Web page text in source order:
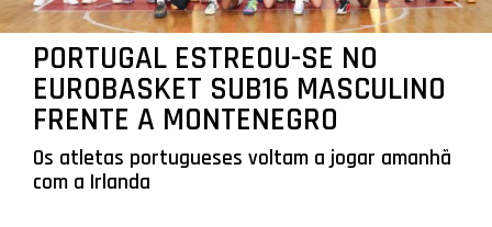
PORTUGAL ESTREOU-SE NO
EUROBASKET SUB16 MASCULINO
FRENTE A MONTENEGRO
Os atletas portugueses voltam a jogar amanhã
com a Irlanda